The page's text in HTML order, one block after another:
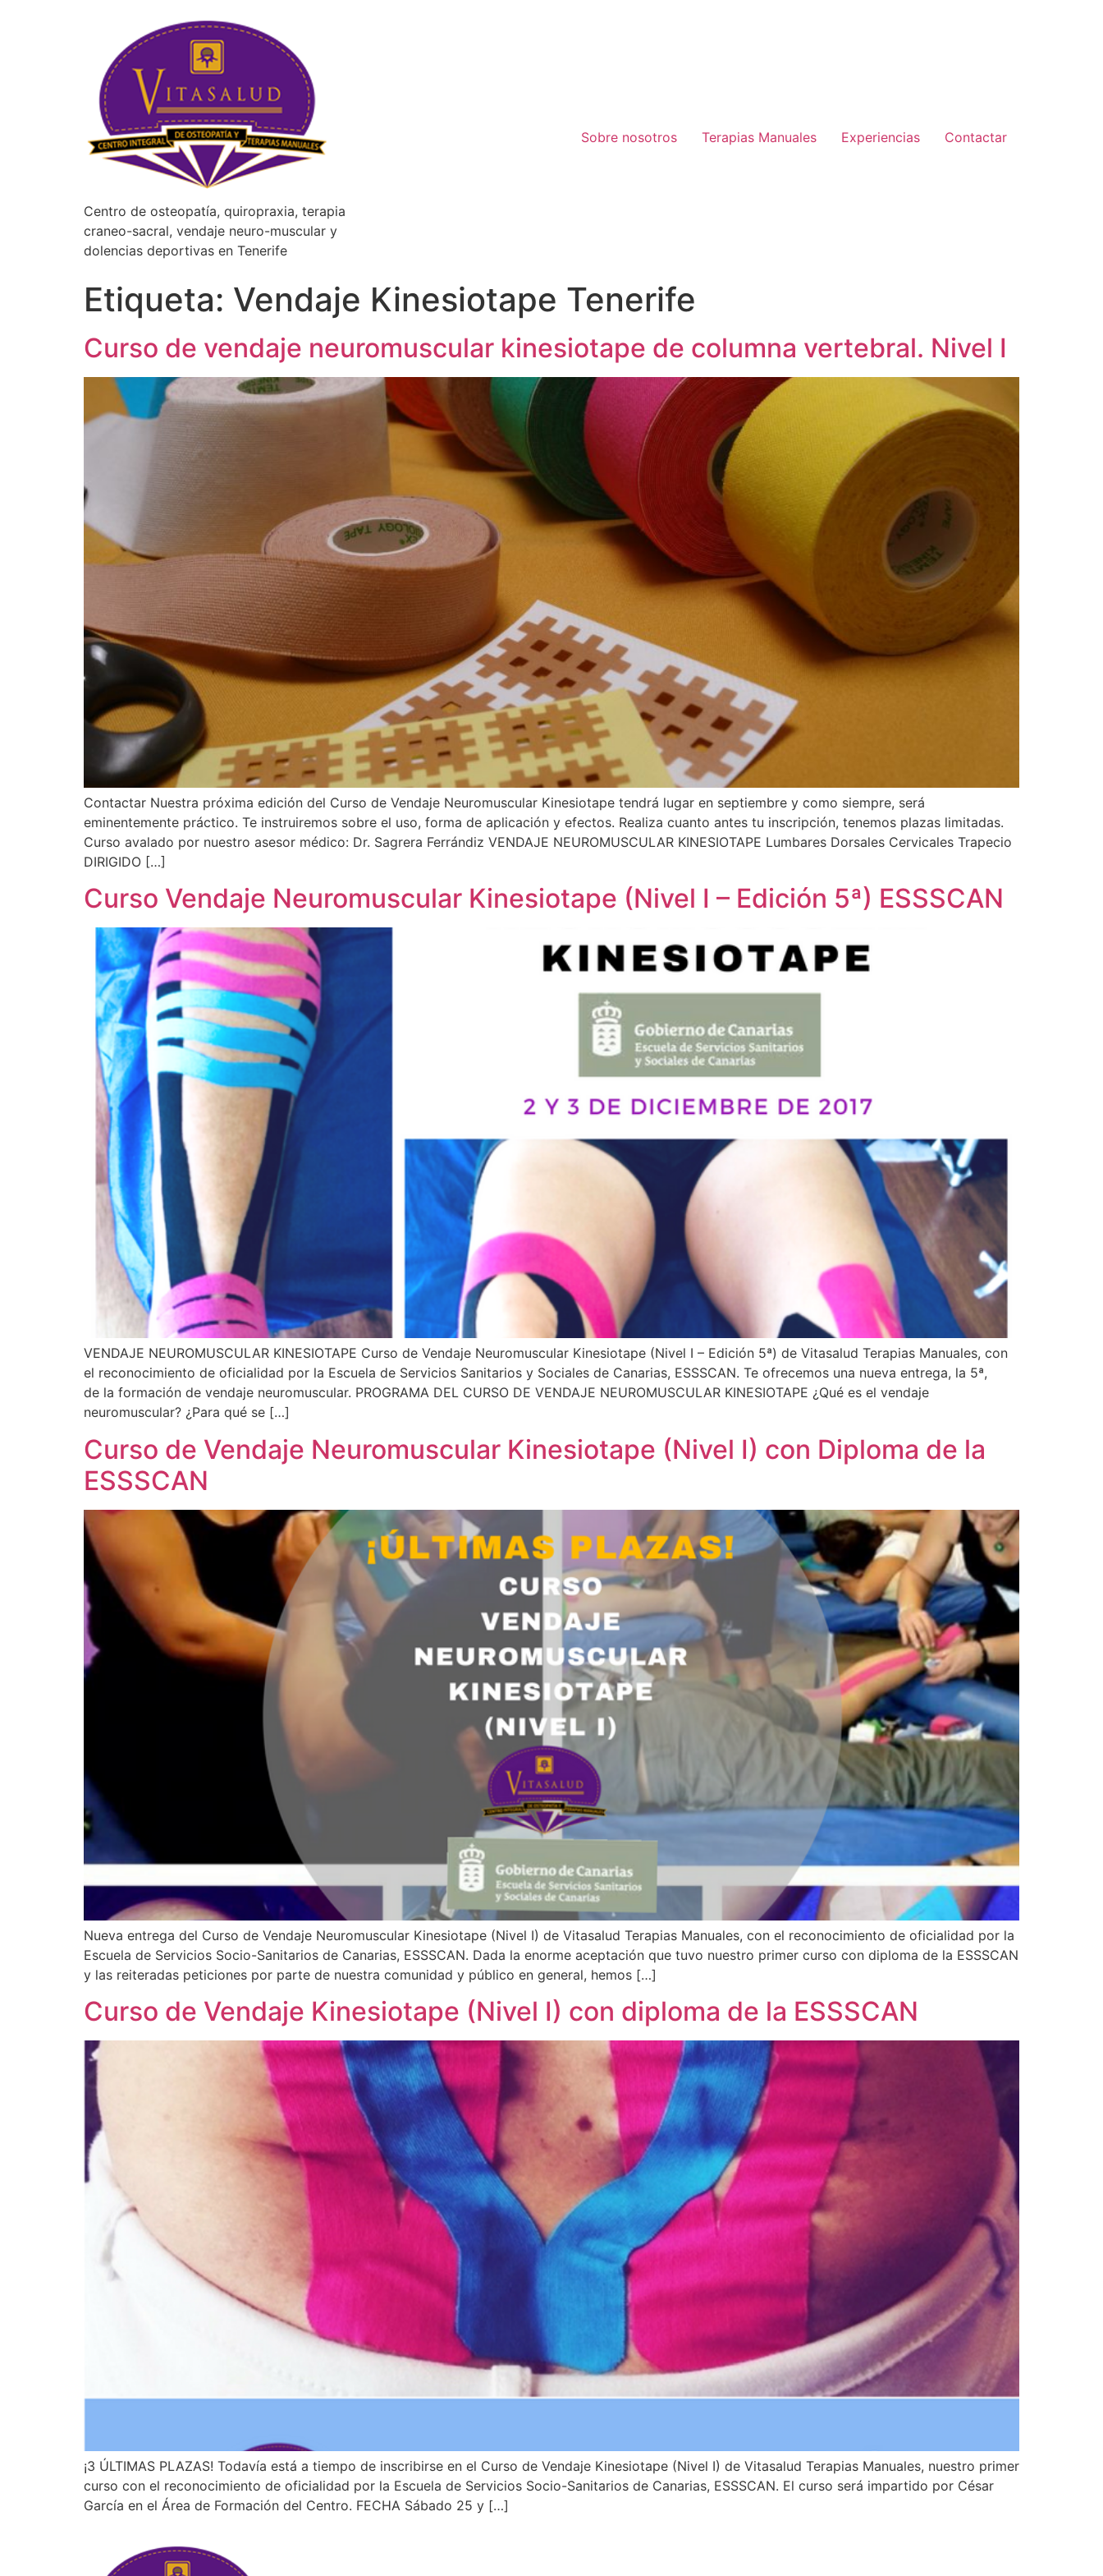
Centro de osteopatía, quiropraxia, terapia
craneo-sacral, vendaje neuro-muscular y
dolencias deportivas en Tenerife
Sobre nosotros Terapias Manuales Experiencias Contactar
Etiqueta: Vendaje Kinesiotape Tenerife
Curso de vendaje neuromuscular kinesiotape de columna vertebral. Nivel I
Contactar Nuestra próxima edición del Curso de Vendaje Neuromuscular Kinesiotape tendrá lugar en septiembre y como siempre, será
eminentemente práctico. Te instruiremos sobre el uso, forma de aplicación y efectos. Realiza cuanto antes tu inscripción, tenemos plazas limitadas.
Curso avalado por nuestro asesor médico: Dr. Sagrera Ferrándiz VENDAJE NEUROMUSCULAR KINESIOTAPE Lumbares Dorsales Cervicales Trapecio
DIRIGIDO […]
Curso Vendaje Neuromuscular Kinesiotape (Nivel I – Edición 5ª) ESSSCAN
VENDAJE NEUROMUSCULAR KINESIOTAPE Curso de Vendaje Neuromuscular Kinesiotape (Nivel I – Edición 5ª) de Vitasalud Terapias Manuales, con
el reconocimiento de oficialidad por la Escuela de Servicios Sanitarios y Sociales de Canarias, ESSSCAN. Te ofrecemos una nueva entrega, la 5ª,
de la formación de vendaje neuromuscular. PROGRAMA DEL CURSO DE VENDAJE NEUROMUSCULAR KINESIOTAPE ¿Qué es el vendaje
neuromuscular? ¿Para qué se […]
Curso de Vendaje Neuromuscular Kinesiotape (Nivel I) con Diploma de la
ESSSCAN
Nueva entrega del Curso de Vendaje Neuromuscular Kinesiotape (Nivel I) de Vitasalud Terapias Manuales, con el reconocimiento de oficialidad por la
Escuela de Servicios Socio-Sanitarios de Canarias, ESSSCAN. Dada la enorme aceptación que tuvo nuestro primer curso con diploma de la ESSSCAN
y las reiteradas peticiones por parte de nuestra comunidad y público en general, hemos […]
Curso de Vendaje Kinesiotape (Nivel I) con diploma de la ESSSCAN
¡3 ÚLTIMAS PLAZAS! Todavía está a tiempo de inscribirse en el Curso de Vendaje Kinesiotape (Nivel I) de Vitasalud Terapias Manuales, nuestro primer
curso con el reconocimiento de oficialidad por la Escuela de Servicios Socio-Sanitarios de Canarias, ESSSCAN. El curso será impartido por César
García en el Área de Formación del Centro. FECHA Sábado 25 y […]